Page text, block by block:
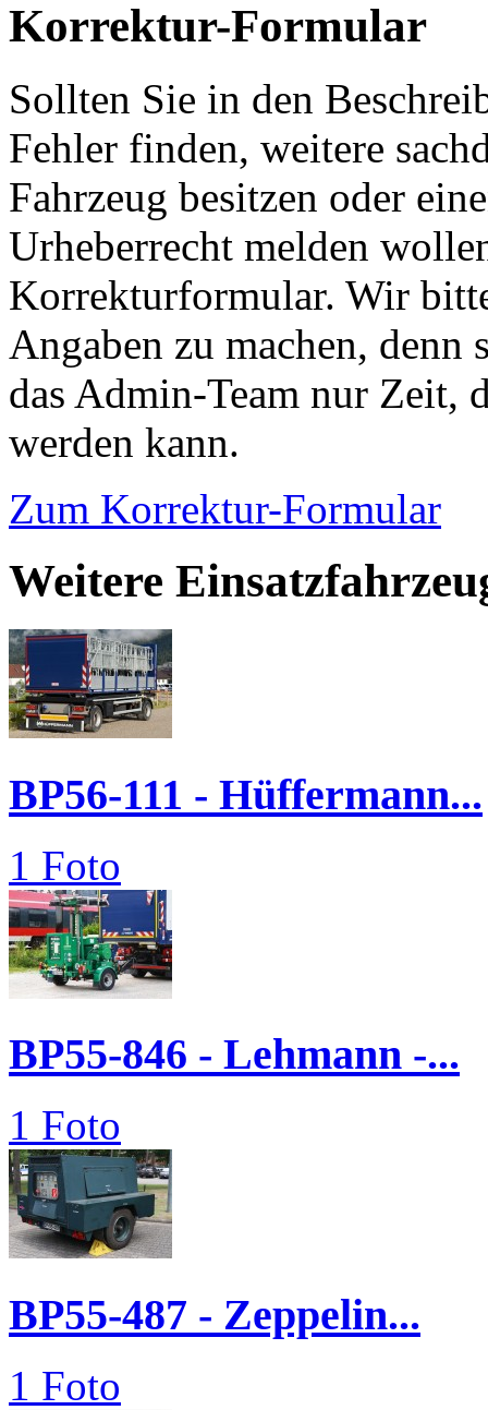
Korrektur-Formular
Sollten Sie in den
Fehler finden, weitere
Fahrzeug besitzen oder
Urheberrecht melden
Korrekturformular. Wir
Angaben zu machen,
das Admin-Team nur Zeit,
werden kann.
Zum Korrektur-Formular
Weitere
BP56-111 - Hüffermann...
1 Foto
BP55-846 - Lehmann -...
1 Foto
BP55-487 - Zeppelin...
1 Foto